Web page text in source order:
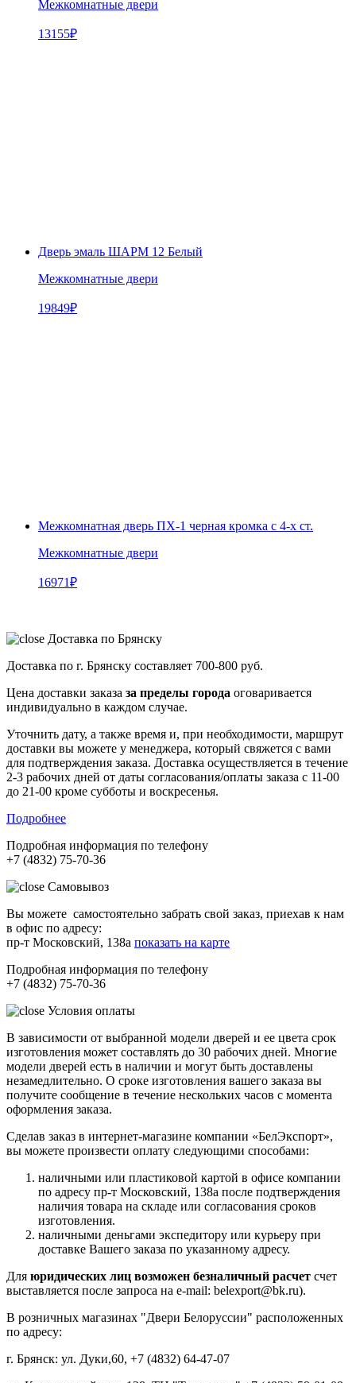
Межкомнатные двери
13155₽
Дверь эмаль ШАРМ 12 Белый
Межкомнатные двери
19849₽
Межкомнатная дверь ПХ-1 черная кромка с 4-х ст.
Межкомнатные двери
16971₽
Доставка по Брянску
Доставка по г. Брянску составляет 700-800 руб.
Цена доставки заказа за пределы города оговаривается
индивидуально в каждом случае.
Уточнить дату, а также время и, при необходимости, маршрут
доставки вы можете у менеджера, который свяжется с вами
для подтверждения заказа. Доставка осуществляется в течение
2-3 рабочих дней от даты согласования/оплаты заказа с 11-00
до 21-00 кроме субботы и воскресенья.
Подробнее
Подробная информация по телефону
+7 (4832) 75-70-36
Самовывоз
Вы можете самостоятельно забрать свой заказ, приехав к нам
в офис по адресу:
пр-т Московский, 138а показать на карте
Подробная информация по телефону
+7 (4832) 75-70-36
Условия оплаты
В зависимости от выбранной модели дверей и ее цвета срок
изготовления может составлять до 30 рабочих дней. Многие
модели дверей есть в наличии и могут быть доставлены
незамедлительно. О сроке изготовления вашего заказа вы
получите сообщение в течение нескольких часов с момента
оформления заказа.
Сделав заказ в интернет-магазине компании «БелЭкспорт»,
вы можете произвести оплату следующими способами:
наличными или пластиковой картой в офисе компании
по адресу пр-т Московский, 138а после подтверждения
наличия товара на складе или согласования сроков
изготовления.
наличными деньгами экспедитору или курьеру при
доставке Вашего заказа по указанному адресу.
Для юридических лиц возможен безналичный расчет счет
выставляется после запроса на e-mail: belexport@bk.ru).
В розничных магазинах "Двери Белоруссии" расположенных
по адресу:
г. Брянск: ул. Дуки,60, +7 (4832) 64-47-07